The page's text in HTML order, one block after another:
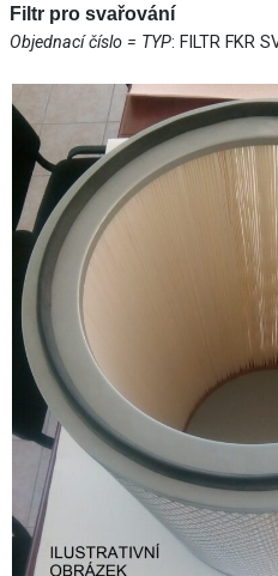
Filtr pro svařování
Objednací číslo = TYP: FILTR FKR